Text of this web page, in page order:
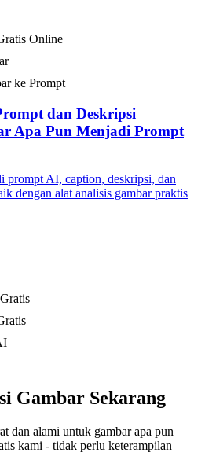
Online
ke Prompt
dan Deskripsi
Apa Pun Menjadi Prompt
prompt AI, caption, deskripsi, dan
dengan alat analisis gambar praktis
Gambar Sekarang
dan alami untuk gambar apa pun
kami - tidak perlu keterampilan